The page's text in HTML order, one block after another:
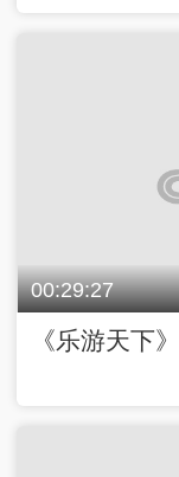
00:29:27
《乐游天下